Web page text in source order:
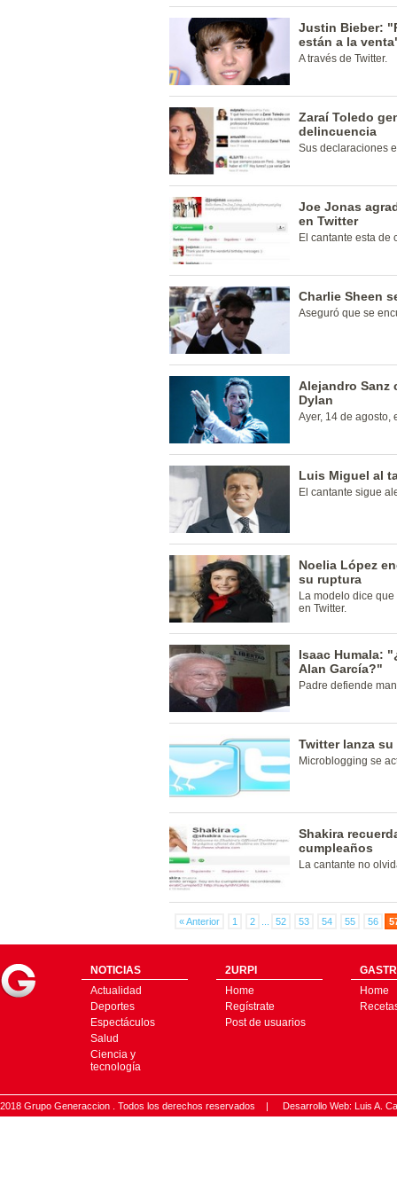
Justin Bieber:
están a la
A través de Twitter.
Zaraí Toledo
delincuencia
Sus declaraciones
Joe Jonas
en Twitter
El cantante esta de
Charlie Sheen
Aseguró que se
Alejandro Sanz
Dylan
Ayer, 14 de agosto,
Luis Miguel al
El cantante sigue
Noelia López
su ruptura
La modelo dice
en Twitter.
Isaac Humala:
Alan García?"
Padre defiende
Twitter lanza
Microblogging se
Shakira
cumpleaños
La cantante no
« Anterior 1 2 52 53 54 55 56
NOTICIAS
Actualidad
Deportes
Espectáculos
Salud
Ciencia y
tecnología
2URPI
Home
Regístrate
Post de usuarios
Home
2018 Grupo Generaccion . Todos los derechos reservados | Desarrollo Web: Luis